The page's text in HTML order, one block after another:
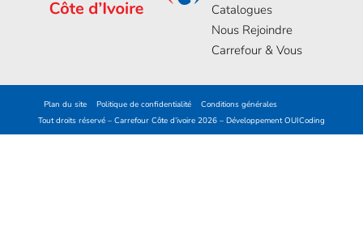
Catalogues
Nous Rejoindre
Carrefour & Vous
Plan du site Politique de confidentialité
Conditions générales
Tout droits réservé – Carrefour Côte d’ivoire 2026 – DéveloppementOUICoding